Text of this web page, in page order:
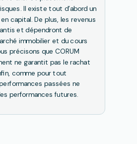
Il existe tout d’abord un
capital. De plus, les revenus
et dépendront de
immobilier et du cours
précisons que CORUM
ne garantit pas le rachat
comme pour tout
passées ne
performances futures.